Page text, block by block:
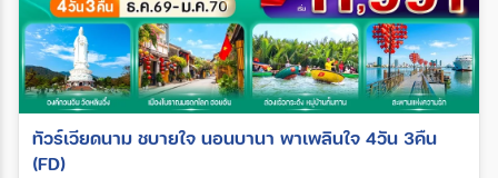
ทัวร์เวียดนาม ชบายใจ นอนบานา พาเพลินใจ 4วัน 3คืน
(FD)